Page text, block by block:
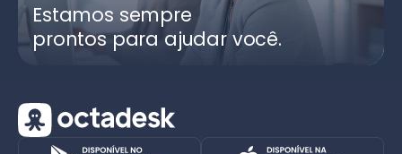
Estamos sempre
prontos para ajudar você.